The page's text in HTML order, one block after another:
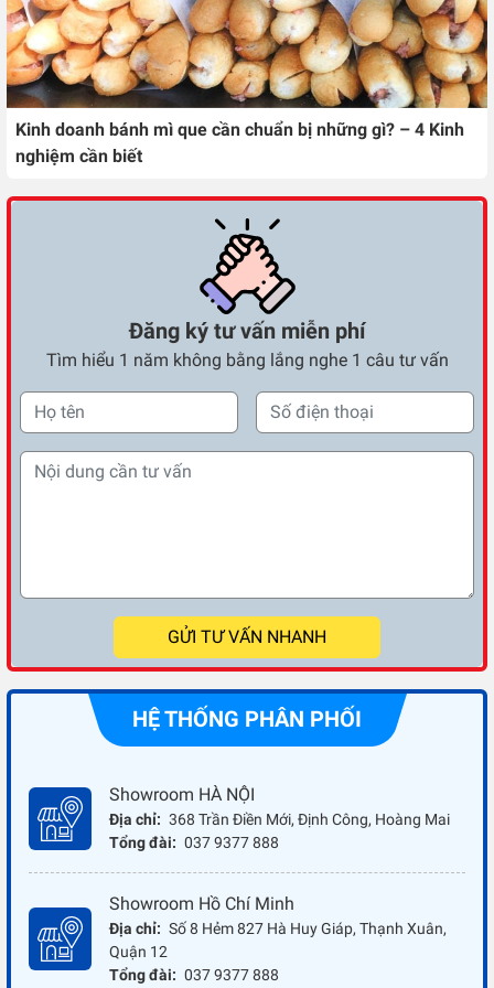
Kinh doanh bánh mì que cần chuẩn bị những gì? – 4 Kinh
nghiệm cần biết
Đăng ký tư vấn miễn phí
Tìm hiểu 1 năm không bằng lắng nghe 1 câu tư vấn
GỬI TƯ VẤN NHANH
HỆ THỐNG PHÂN PHỐI
Showroom HÀ NỘI
Địa chỉ: 368 Trần Điền Mới, Định Công, Hoàng Mai
Tổng đài: 037 9377 888
Showroom Hồ Chí Minh
Địa chỉ: Số 8 Hẻm 827 Hà Huy Giáp, Thạnh Xuân,
Quận 12
Tổng đài: 037 9377 888